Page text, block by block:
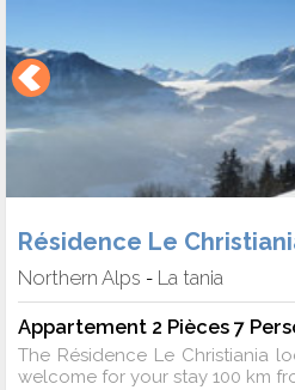
Résidence Le
Northern Alps - La tania
Appartement 2 Pièces 7
The Résidence Le Christiania
welcome for your stay 100 km